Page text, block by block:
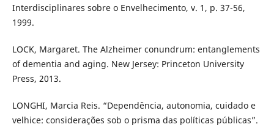
Interdisciplinares sobre o Envelhecimento, v. 1, p. 37-56,
1999.
LOCK, Margaret. The Alzheimer conundrum: entanglements
of dementia and aging. New Jersey: Princeton University
Press, 2013.
LONGHI, Marcia Reis. “Dependência, autonomia, cuidado e
velhice: considerações sob o prisma das políticas públicas”.